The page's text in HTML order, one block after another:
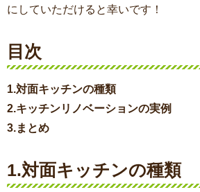
にしていただけると幸いです！
目次
1.対面キッチンの種類
2.キッチンリノベーションの実例
3.まとめ
1.対面キッチンの種類